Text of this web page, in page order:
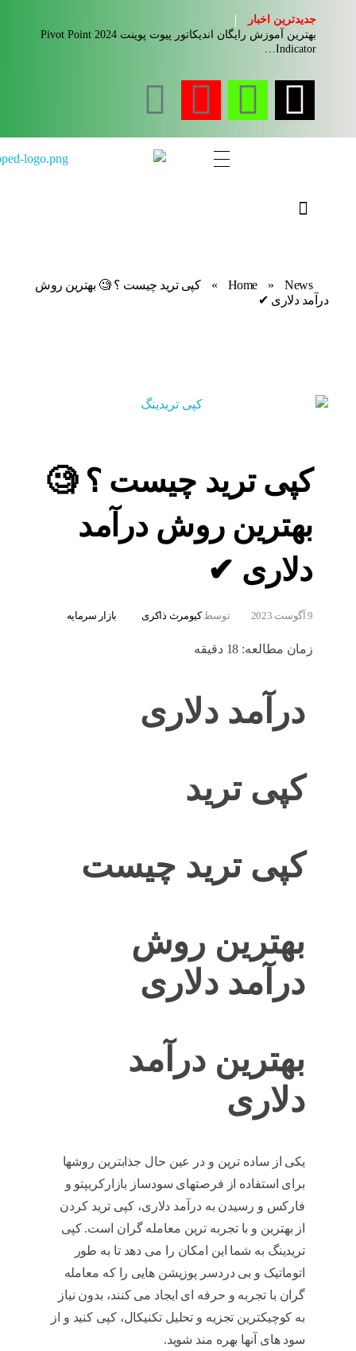
جدیدترین اخبار
بهترین آموزش رایگان اندیکاتور پیوت پوینت 2024 Pivot Point
Indicator…
Home » News
»
کپی ترید چیست ؟ 🧐 بهترین روش
درآمد دلاری ✔
کپی ترید چیست ؟ 🧐
بهترین روش درآمد
دلاری ✔
9 آگوست 2023 توسط کیومرث ذاکری بازار سرمایه
زمان مطالعه: 18 دقیقه
درآمد دلاری
کپی ترید
کپی ترید چیست
بهترین روش
درآمد دلاری
بهترین درآمد
دلاری
یکی از ساده ترین و در عین حال جذابترین روشها
برای استفاده از فرصتهای سودساز بازارکریپتو و
فارکس و رسیدن به درآمد دلاری، کپی ترید کردن
از بهترین و با تجربه ترین معامله گران است. کپی
تریدینگ به شما این امکان را می دهد تا به طور
اتوماتیک و بی دردسر پوزیشن هایی را که معامله
گران با تجربه و حرفه ای ایجاد می کنند، بدون نیاز
به کوچیکترین تجزیه و تحلیل تکنیکال، کپی کنید و از
سود های آنها بهره مند شوید.